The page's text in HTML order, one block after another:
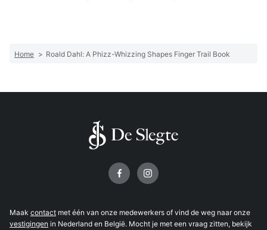
Home > Roald Dahl: A Phizz-Whizzing Shapes Finger Trail Book
Maak contact met één van onze medewerkers of vind de weg naar onze
vestigingen in Nederland en België. Mocht je met een vraag zitten, bekijk